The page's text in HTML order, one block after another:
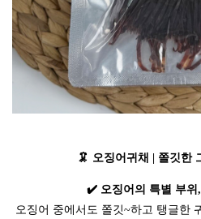
🦑 오징어귀채 | 쫄깃한
✔️ 오징어의 특별 부위,
오징어 중에서도 쫄깃~하고 탱글한